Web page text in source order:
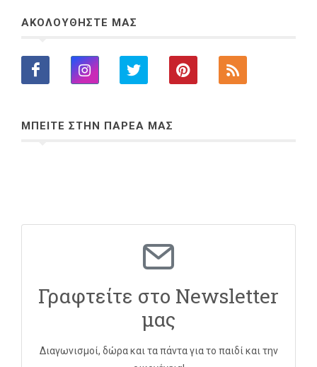
ΑΚΟΛΟΥΘΗΣΤΕ ΜΑΣ
ΜΠΕΙΤΕ ΣΤΗΝ ΠΑΡΕΑ ΜΑΣ
Γραφτείτε στο Newsletter
μας
Διαγωνισμοί, δώρα και τα πάντα για το παιδί και την